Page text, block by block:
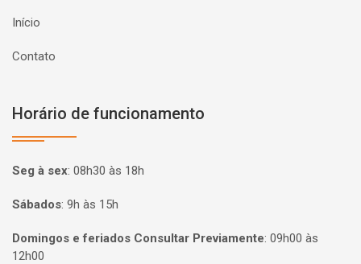
Início
Contato
Horário de funcionamento
Seg à sex: 08h30 às 18h
Sábados: 9h às 15h
Domingos e feriados Consultar Previamente: 09h00 às
12h00